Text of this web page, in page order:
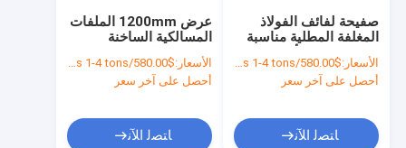
عرض 1200mm الملفات
المسالكية الساخنة
المناسبة للبناء السقف
تصنيع المعدات السيارات
والكهربائية
الأسعار:$580.00/tons 1-4 tons
أحصل على آخر سعر
ﺎﺘﺼﻟ ﺍﻶﻧ
صفيحة لفائف الفولاذ
المغلفة المطلية مناسبة
لمواد البناء والأجهزة
الكهربائية والمعدات
الكهربائية ذات المدى
الأسعار:$580.00/tons 1-4 tons
أحصل على آخر سعر
ﺎﺘﺼﻟ ﺍﻶﻧ